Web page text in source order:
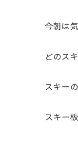
今朝は
どのス
スキー
スキー